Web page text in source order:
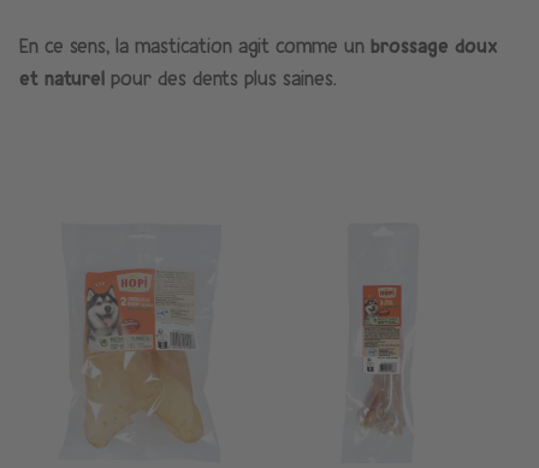
En ce sens, la mastication agit comme un brossage doux
et naturel pour des dents plus saines.